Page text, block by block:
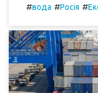
#вода #Росія #